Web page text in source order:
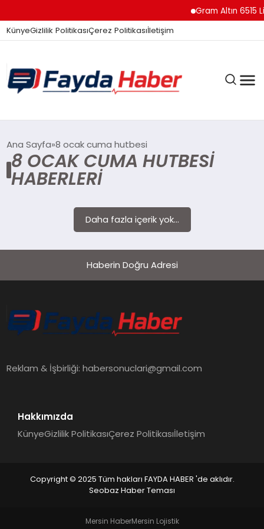
Gram Altın 6515
KünyeGizlilik PolitikasıÇerez Politikasıİletişim
GÜNDEM
SPOR
SIYASET
MAGAZIN
Ana Sayfa 8 ocak cuma hutbesi
8 OCAK CUMA HUTBESI
HABERLERI
Daha fazla içerik yok...
Haberin Doğru Adresi
Reklam & İşbirliği:habersonuclari@gmail.com
Hakkımızda
KünyeGizlilik PolitikasıÇerez Politikasıİletişim
Copyright © 2025 Tüm hakları FAYDA HABER 'de aklıdır.
Seobaz Haber Teması
Mersin HaberMersin Lojistik